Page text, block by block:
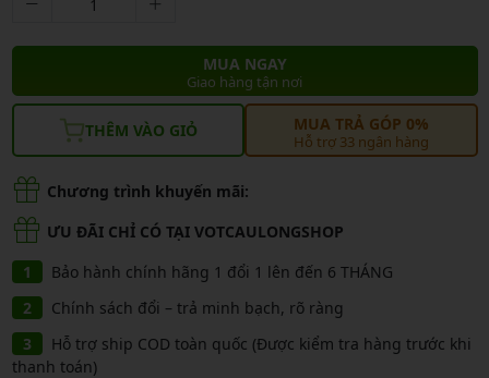
MUA NGAY
Giao hàng tận nơi
THÊM VÀO GIỎ MUA TRẢ GÓP 0%
Hỗ trợ 33 ngân hàng
Chương trình khuyến mãi:
ƯU ĐÃI CHỈ CÓ TẠI VOTCAULONGSHOP
Bảo hành chính hãng 1 đổi 1 lên đến 6 THÁNG
Chính sách đổi – trả minh bạch, rõ ràng
Hỗ trợ ship COD toàn quốc (Được kiểm tra hàng trước khi
thanh toán)